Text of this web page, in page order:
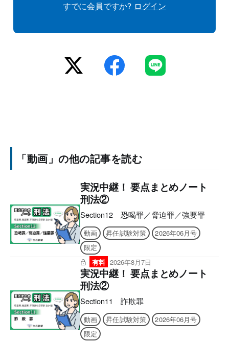
すでに会員ですか? ログイン
「動画」の他の記事を読む
実況中継！ 要点まとめノート
刑法②
Section12 恐喝罪／脅迫罪／強要罪
動画 昇任試験対策
2026年06月号
限定
有料 2026年8月7日
実況中継！ 要点まとめノート
刑法②
Section11 詐欺罪
動画 昇任試験対策
2026年06月号
限定